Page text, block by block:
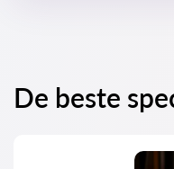
De beste